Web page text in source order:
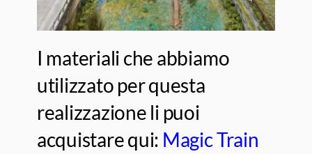
I materiali che abbiamo
utilizzato per questa
realizzazione li puoi
acquistare qui: Magic Train